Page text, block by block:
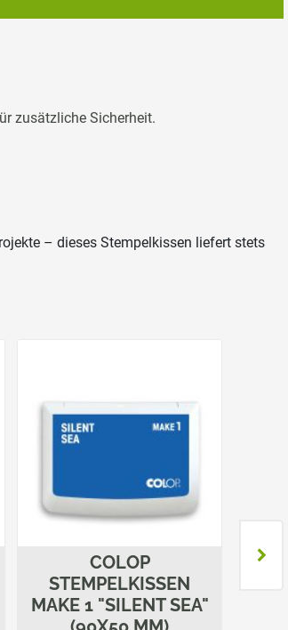
zusätzliche Sicherheit.
– dieses Stempelkissen liefert stets
COLOP
STEMPELKISSEN
MAKE 1 "SILENT SEA"